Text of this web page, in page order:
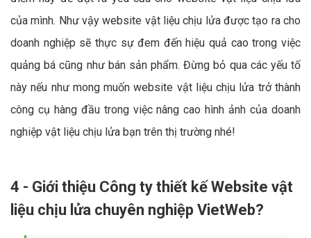
của mình. Như vậy website vật liệu chịu lửa được tạo ra cho
doanh nghiệp sẽ thực sự đem đến hiệu quả cao trong việc
quảng bá cũng như bán sản phẩm. Đừng bỏ qua các yếu tố
này nếu như mong muốn website vật liệu chịu lửa trở thành
công cụ hàng đầu trong việc nâng cao hình ảnh của doanh
nghiệp vật liệu chịu lửa bạn trên thị trường nhé!
4 - Giới thiệu Công ty thiết kế Website vật
liệu chịu lửa chuyên nghiệp VietWeb?